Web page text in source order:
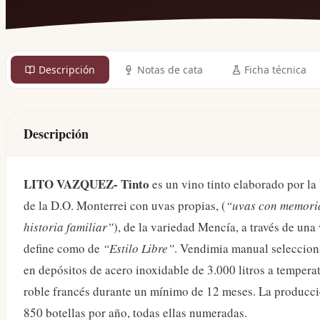
Descripción Notas de cata Ficha técnica
Descripción
LITO VAZQUEZ- Tinto es un vino tinto elaborado por
de la D.O. Monterrei con uvas propias, (“uvas con
historia familiar”), de la variedad Mencía, a través de
define como de “Estilo Libre”. Vendimia manual
en depósitos de acero inoxidable de 3.000 litros a
roble francés durante un mínimo de 12 meses. La
850 botellas por año, todas ellas numeradas.